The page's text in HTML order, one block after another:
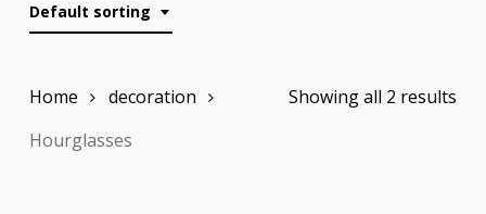
Default sorting
Showing all 2 results
Home
decoration
Hourglasses